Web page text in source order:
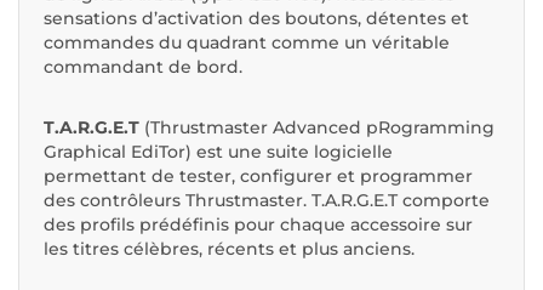
sensations d’activation des boutons, détentes et
commandes du quadrant comme un véritable
commandant de bord.
T.A.R.G.E.T (Thrustmaster Advanced pRogramming
Graphical EdiTor) est une suite logicielle
permettant de tester, configurer et programmer
des contrôleurs Thrustmaster. T.A.R.G.E.T comporte
des profils prédéfinis pour chaque accessoire sur
les titres célèbres, récents et plus anciens.